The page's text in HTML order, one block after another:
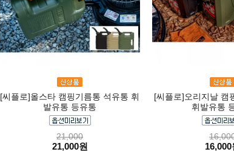
[씨플로]올스타 캠핑기름통 석유통 휘
발유통 등유통
21,000
21,000원
[씨플로]오리지날 캠
휘발유통
16,000